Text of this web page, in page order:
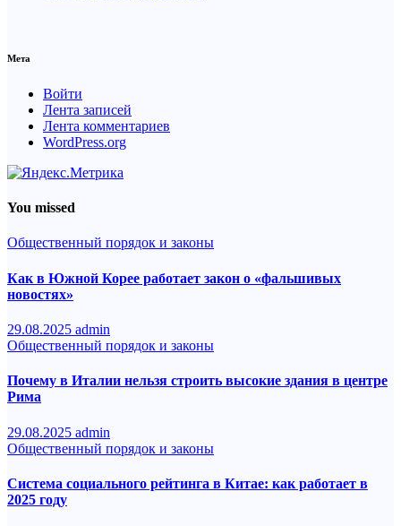
Мета
Войти
Лента записей
Лента комментариев
WordPress.org
You missed
Общественный порядок и законы
Как в Южной Корее работает закон о «фальшивых
новостях»
29.08.2025 admin
Общественный порядок и законы
Почему в Италии нельзя строить высокие здания в центре
Рима
29.08.2025 admin
Общественный порядок и законы
Система социального рейтинга в Китае: как работает в
2025 году